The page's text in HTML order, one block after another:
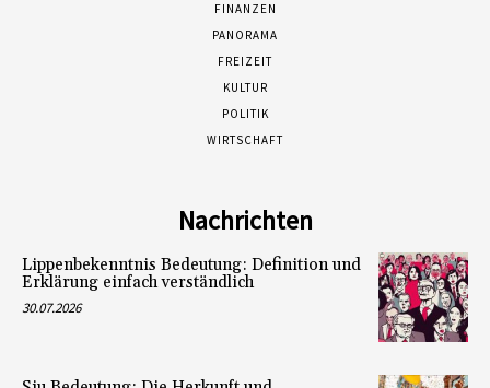
FINANZEN
PANORAMA
FREIZEIT
KULTUR
POLITIK
WIRTSCHAFT
Nachrichten
Lippenbekenntnis Bedeutung: Definition und
Erklärung einfach verständlich
30.07.2026